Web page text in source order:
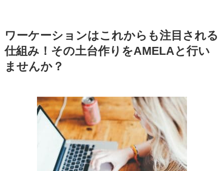
ワーケーションはこれからも注目される
仕組み！その土台作りをAMELAと行い
ませんか？